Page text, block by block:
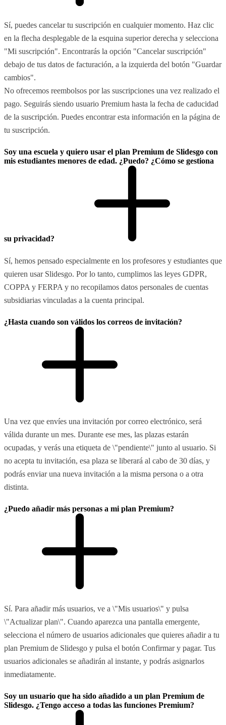
Sí, puedes cancelar tu suscripción en cualquier momento. Haz clic
en la flecha desplegable de la esquina superior derecha y selecciona
"Mi suscripción". Encontrarás la opción "Cancelar suscripción"
debajo de tus datos de facturación, a la izquierda del botón "Guardar
cambios".
No ofrecemos reembolsos por las suscripciones una vez realizado el
pago. Seguirás siendo usuario Premium hasta la fecha de caducidad
de la suscripción. Puedes encontrar esta información en la página de
tu suscripción.
Soy una escuela y quiero usar el plan Premium de Slidesgo con
mis estudiantes menores de edad. ¿Puedo? ¿Cómo se gestiona
su privacidad?
Sí, hemos pensado especialmente en los profesores y estudiantes que
quieren usar Slidesgo. Por lo tanto, cumplimos las leyes GDPR,
COPPA y FERPA y no recopilamos datos personales de cuentas
subsidiarias vinculadas a la cuenta principal.
¿Hasta cuando son válidos los correos de invitación?
Una vez que envíes una invitación por correo electrónico, será
válida durante un mes. Durante ese mes, las plazas estarán
ocupadas, y verás una etiqueta de \"pendiente\" junto al usuario. Si
no acepta tu invitación, esa plaza se liberará al cabo de 30 días, y
podrás enviar una nueva invitación a la misma persona o a otra
distinta.
¿Puedo añadir más personas a mi plan Premium?
Sí. Para añadir más usuarios, ve a \"Mis usuarios\" y pulsa
\"Actualizar plan\". Cuando aparezca una pantalla emergente,
selecciona el número de usuarios adicionales que quieres añadir a tu
plan Premium de Slidesgo y pulsa el botón Confirmar y pagar. Tus
usuarios adicionales se añadirán al instante, y podrás asignarlos
inmediatamente.
Soy un usuario que ha sido añadido a un plan Premium de
Slidesgo. ¿Tengo acceso a todas las funciones Premium?